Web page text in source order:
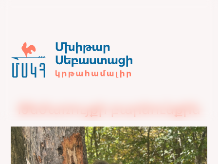
Թեժառույքի բարձունքին